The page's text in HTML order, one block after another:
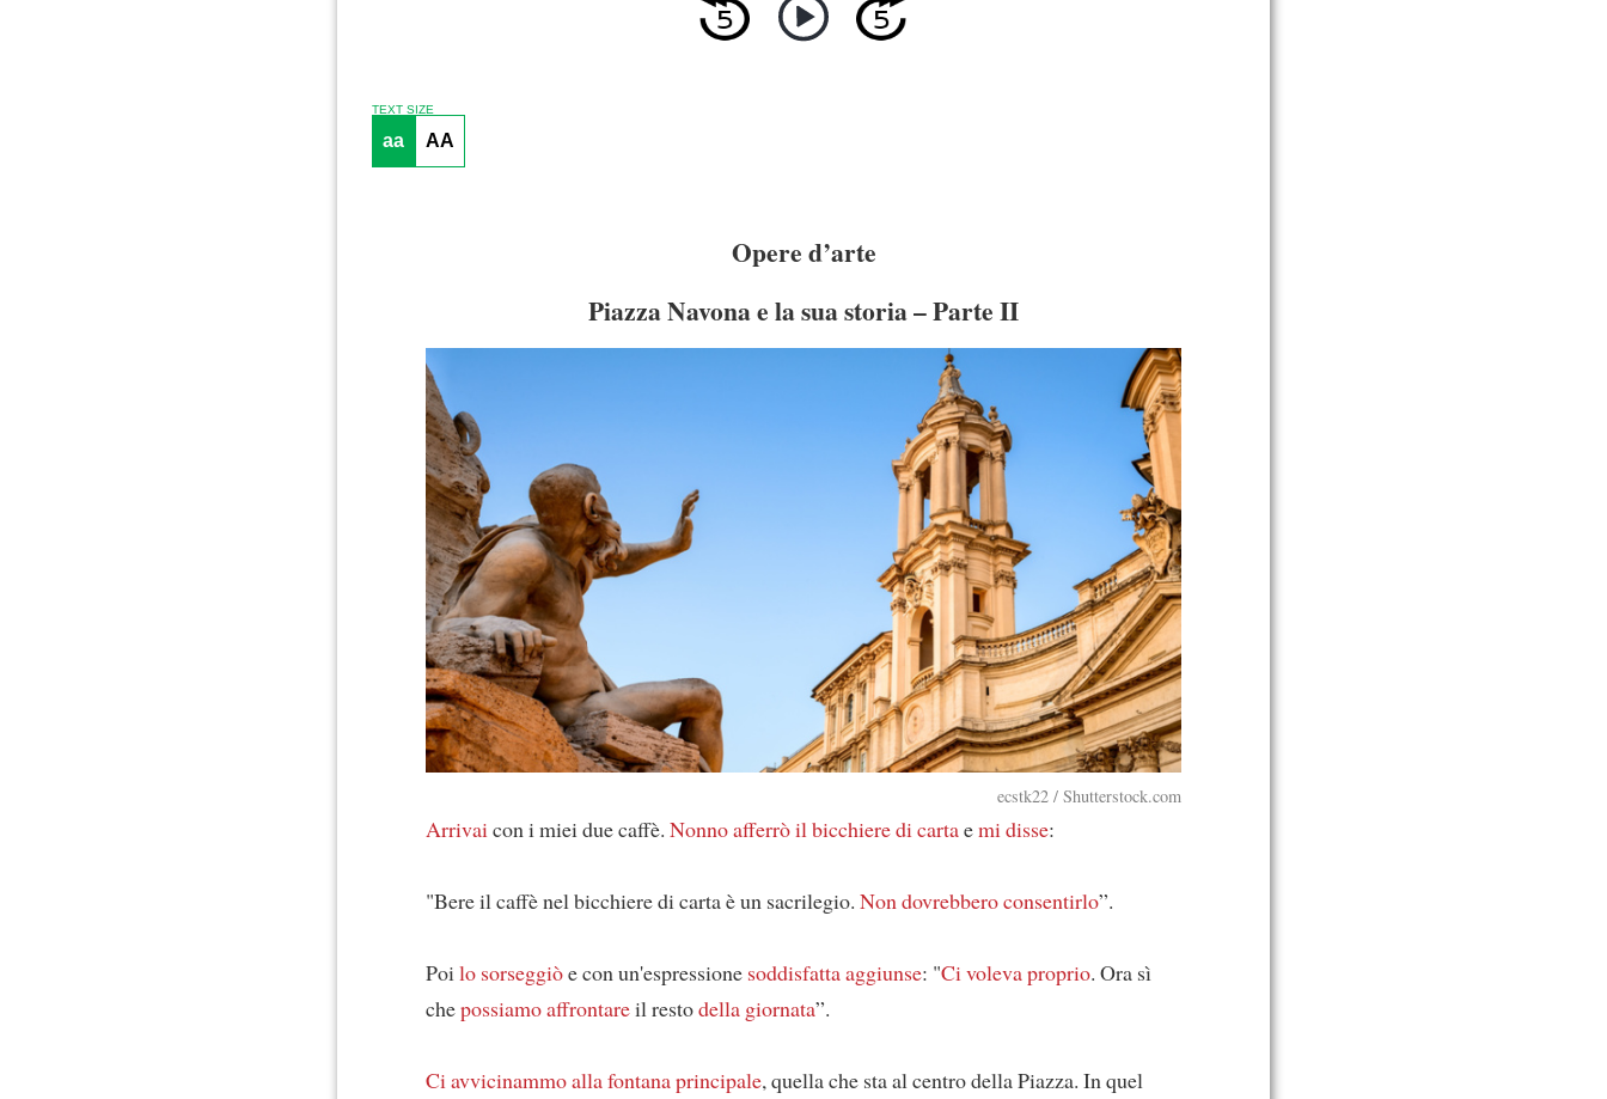
TEXT SIZE
aa AA
Opere d’arte
Piazza Navona e la sua storia – Parte II
ecstk22 / Shutterstock.com
Arrivaicon i miei due caffè. Nonnoafferrò il bicchiere di cartaemi disse:
"Bere il caffè nel bicchiere di carta è un sacrilegio. Non dovrebbero consentirlo”.
Poilo sorseggiòe con un'espressione soddisfattaaggiunse: "Ci voleva proprio. Ora sì
chepossiamo affrontareil restodella giornata”.
Ci avvicinammoalla fontana principale, quella che sta al centro della Piazza. In quel